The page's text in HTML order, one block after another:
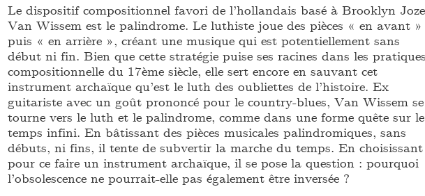
Le dispositif compositionnel favori de l’hollandais basé à Brooklyn
Van Wissem est le palindrome. Le luthiste joue des pièces « en avant »
puis « en arrière », créant une musique qui est potentiellement sans
début ni fin. Bien que cette stratégie puise ses racines dans les
compositionnelle du 17ème siècle, elle sert encore en sauvant cet
instrument archaïque qu’est le luth des oubliettes de l’histoire. Ex
guitariste avec un goût prononcé pour le country-blues, Van Wissem se
tourne vers le luth et le palindrome, comme dans une forme quête sur le
temps infini. En bâtissant des pièces musicales palindromiques, sans
débuts, ni fins, il tente de subvertir la marche du temps. En choisissant
pour ce faire un instrument archaïque, il se pose la question : pourquoi
l’obsolescence ne pourrait-elle pas également être inversée ?